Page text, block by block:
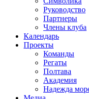
Руководство
Партнеры
Члены клуба
Календарь
Проекты
Команды
Регаты
Полтава
Академия
Надежда